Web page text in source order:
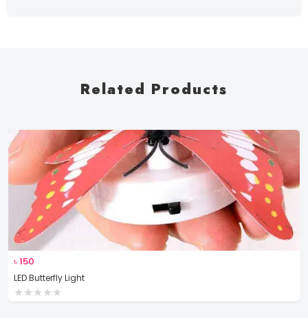
Related Products
৳150
LED Butterfly Light
★★★★★